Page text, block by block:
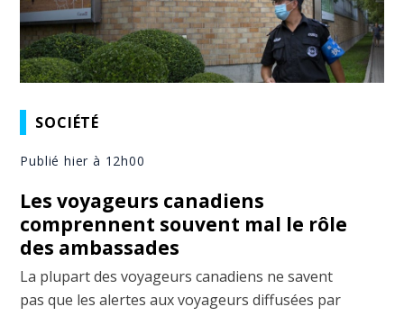
SOCIÉTÉ
Publié hier à 12h00
Les voyageurs canadiens
comprennent souvent mal le rôle
des ambassades
La plupart des voyageurs canadiens ne savent
pas que les alertes aux voyageurs diffusées par